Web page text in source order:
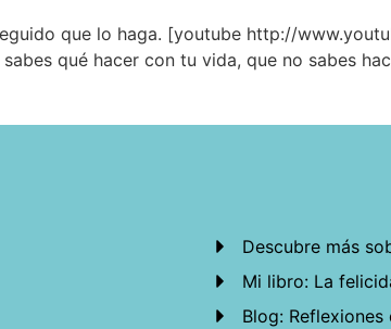
que lo haga. [youtube http://
qué hacer con tu vida, que no sabes
Descubre más
Mi libro: La
Blog: